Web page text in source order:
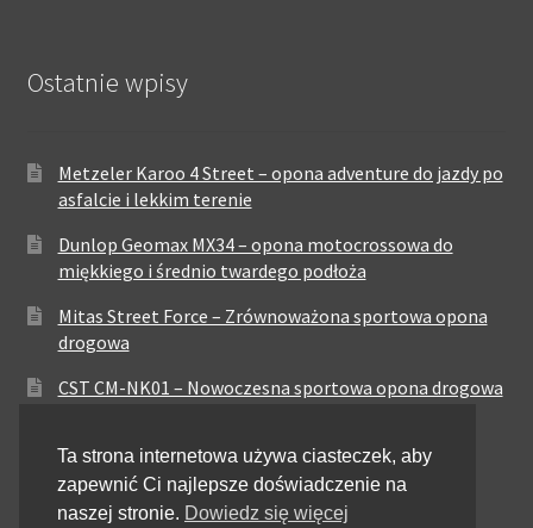
Ostatnie wpisy
Metzeler Karoo 4 Street – opona adventure do jazdy po
asfalcie i lekkim terenie
Dunlop Geomax MX34 – opona motocrossowa do
miękkiego i średnio twardego podłoża
Mitas Street Force – Zrównoważona sportowa opona
drogowa
CST CM-NK01 – Nowoczesna sportowa opona drogowa
zrównoważonych osiągach
Pirelli City Demon – Niezawodność w codziennej
Ta strona internetowa używa ciasteczek, aby
zapewnić Ci najlepsze doświadczenie na
naszej stronie. Dowiedz się więcej